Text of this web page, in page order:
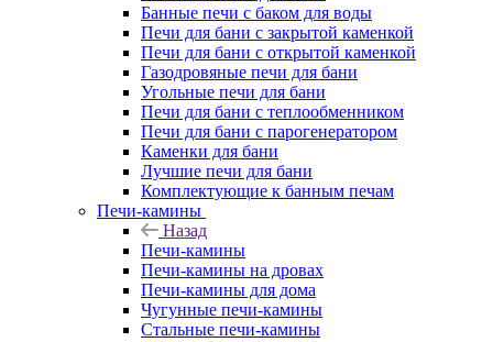
Банные печи с баком для воды
Печи для бани с закрытой каменкой
Печи для бани с открытой каменкой
Газодровяные печи для бани
Угольные печи для бани
Печи для бани с теплообменником
Печи для бани с парогенератором
Каменки для бани
Лучшие печи для бани
Комплектующие к банным печам
Печи-камины
Назад
Печи-камины
Печи-камины на дровах
Печи-камины для дома
Чугунные печи-камины
Стальные печи-камины